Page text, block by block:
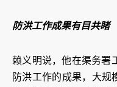
防洪工作成果有目共睹
赖义明说，他在渠务署
防洪工作的成果，大规